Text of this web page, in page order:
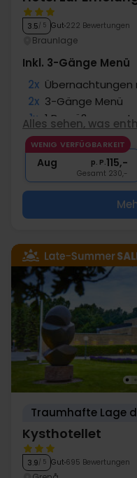
3.5/ 5 Gut 222 Bewertungen
Braunlage
Inkl. 3-Gänge Menü
2x Übernachtungen
2x 3-Gänge Menü
1x 1
2x Gratis Internet
1x Kaffee zum
Alles sehen, was
WENIG VERFÜGBARKEIT
Aug p. P.115,-
Gesamt 230,-
Traumhafte Lage
Kysthotellet
3.9/ 5 Gut 695 Bewertungen